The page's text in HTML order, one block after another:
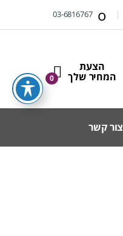
03-6816767
0
צור קשר